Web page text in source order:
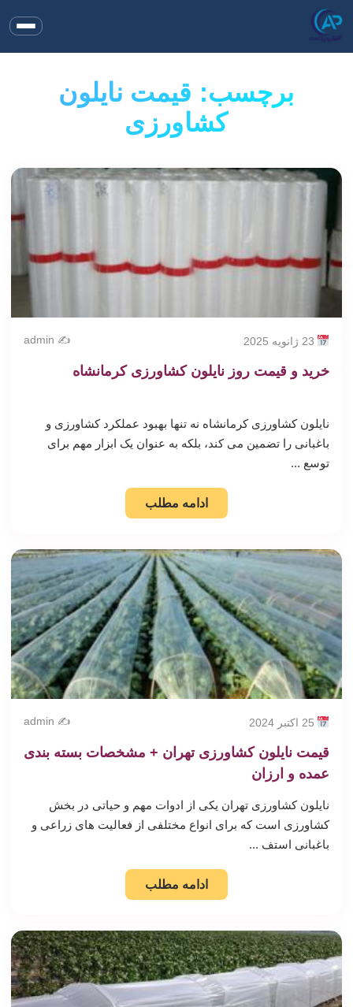
برچسب: قیمت نایلون
کشاورزی
✍️ admin
خرید و قیمت روز نایلون کشاورزی کرمانشاه
نایلون کشاورزی کرمانشاه نه تنها بهبود عملکرد کشاورزی و
باغبانی را تضمین می کند، بلکه به عنوان یک ابزار مهم برای
توسع ...
ادامه مطلب
✍️ admin
قیمت نایلون کشاورزی تهران + مشخصات بسته بندی
عمده و ارزان
نایلون کشاورزی تهران یکی از ادوات مهم و حیاتی در بخش
کشاورزی است که برای انواع مختلفی از فعالیت های زراعی و
باغبانی استف ...
ادامه مطلب